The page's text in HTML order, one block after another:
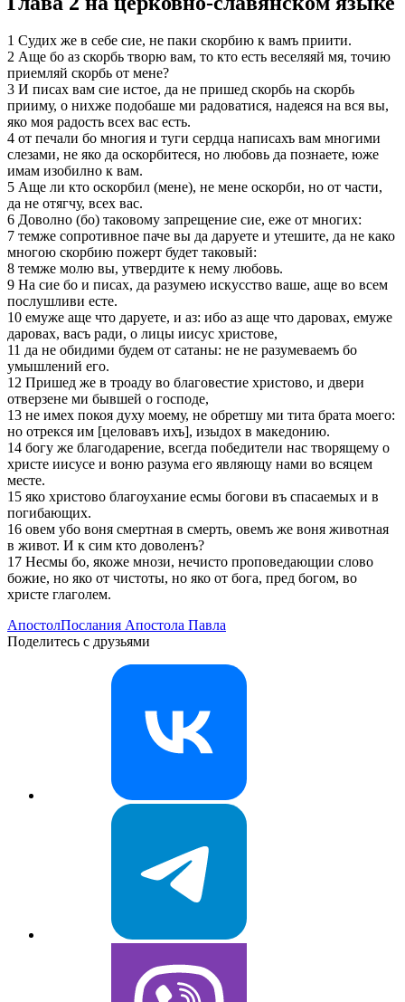
1 Судих же в себе сие, не паки скорбию к вамъ приити.
2 Аще бо аз скорбь творю вам, то кто есть веселяяй мя, точию
приемляй скорбь от мене?
3 И писах вам сие истое, да не пришед скорбь на скорбь
прииму, о нихже подобаше ми радоватися, надеяся на вся вы,
яко моя радость всех вас есть.
4 от печали бо многия и туги сердца написахъ вам многими
слезами, не яко да оскорбитеся, но любовь да познаете, юже
имам изобилно к вам.
5 Аще ли кто оскорбил (мене), не мене оскорби, но от части,
да не отягчу, всех вас.
6 Доволно (бо) таковому запрещение сие, еже от многих:
7 темже сопротивное паче вы да даруете и утешите, да не како
многою скорбию пожерт будет таковый:
8 темже молю вы, утвердите к нему любовь.
9 На сие бо и писах, да разумею искусство ваше, аще во всем
послушливи есте.
10 емуже аще что даруете, и аз: ибо аз аще что даровах, емуже
даровах, васъ ради, о лицы иисус христове,
11 да не обидими будем от сатаны: не не разумеваемъ бо
умышлений его.
12 Пришед же в троаду во благовестие христово, и двери
отверзене ми бывшей о господе,
13 не имех покоя духу моему, не обретшу ми тита брата моего:
но отрекся им [целовавъ ихъ], изыдох в македонию.
14 богу же благодарение, всегда победители нас творящему о
христе иисусе и воню разума его являющу нами во всяцем
месте.
15 яко христово благоухание есмы богови въ спасаемых и в
погибающих.
16 овем убо воня смертная в смерть, овемъ же воня животная
в живот. И к сим кто доволенъ?
17 Несмы бо, якоже мнози, нечисто проповедающии слово
божие, но яко от чистоты, но яко от бога, пред богом, во
христе глаголем.
АпостолПослания Апостола Павла
Поделитесь с друзьями